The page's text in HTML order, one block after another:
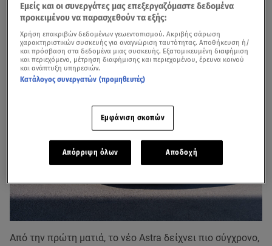
συστήματα κίνησης — από αμιγώς ηλεκτρικό έως Plug-in
Hybrid, Hybrid 48V και αποδοτικούς κινητήρες
εσωτερικής καύσης.
Από την πρώτη ματιά, το νέο Astra δείχνει πιο σύγχρονο,
Εμείς και οι συνεργάτες μας επεξεργαζόμαστε δεδομένα
προκειμένου να παρασχεθούν τα εξής:
Χρήση επακριβών δεδομένων γεωεντοπισμού. Ακριβής σάρωση
χαρακτηριστικών συσκευής για αναγνώριση ταυτότητας. Αποθήκευση ή/
και πρόσβαση στα δεδομένα μιας συσκευής. Εξατομικευμένη διαφήμιση
και περιεχόμενο, μέτρηση διαφήμισης και περιεχομένου, έρευνα κοινού
και ανάπτυξη υπηρεσιών.
Κατάλογος συνεργατών (προμηθευτές)
Εμφάνιση σκοπών
Απόρριψη όλων Αποδοχή